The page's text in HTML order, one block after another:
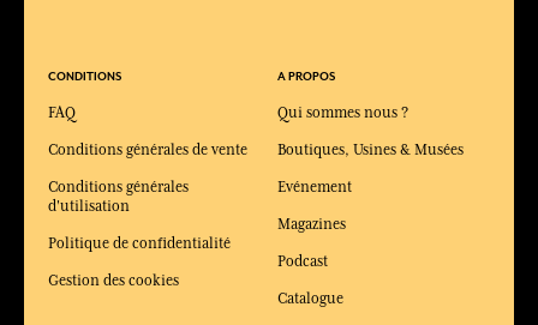
CONDITIONS
FAQ
Conditions générales de vente
Conditions générales
d'utilisation
Politique de confidentialité
Gestion des cookies
A PROPOS
Qui sommes nous ?
Boutiques, Usines & Musées
Evénement
Magazines
Podcast
Catalogue